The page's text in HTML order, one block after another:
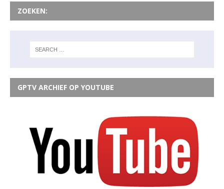
ZOEKEN:
GPTV ARCHIEF OP YOUTUBE